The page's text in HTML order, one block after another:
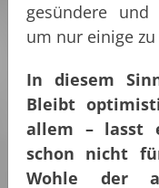
gesündere und
um nur einige
In diesem
Bleibt
allem – lasst
schon nicht
Wohle der